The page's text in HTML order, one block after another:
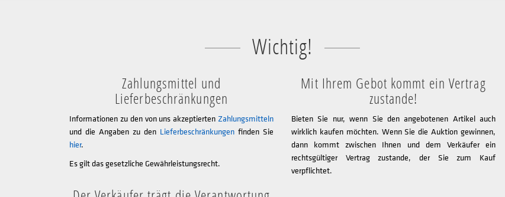
Wichtig!
Zahlungsmittel und
Lieferbeschränkungen
Informationen zu den von uns akzeptierten Zahlungsmitteln
und die Angaben zu den Lieferbeschränkungen finden Sie
hier.
Es gilt das gesetzliche Gewährleistungsrecht.
Mit Ihrem Gebot kommt ein Vertrag
zustande!
Bieten Sie nur, wenn Sie den angebotenen Artikel auch
wirklich kaufen möchten. Wenn Sie die Auktion gewinnen,
dann kommt zwischen Ihnen und dem Verkäufer ein
rechtsgültiger Vertrag zustande, der Sie zum Kauf
verpflichtet.